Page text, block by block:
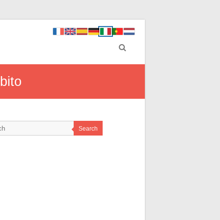
Search